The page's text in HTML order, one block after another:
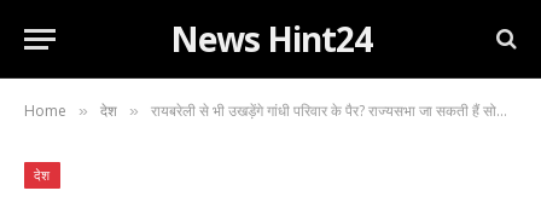
News Hint24
Home » देश » रायबरेली से भी उखड़ेंगे गांधी परिवार के पैर? राज्यसभा जा सकती हैं सोनिया, अमेठी पहले ही छिनी…
देश